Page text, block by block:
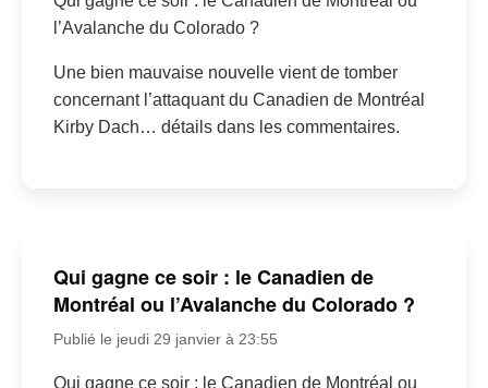
l’Avalanche du Colorado ?
Une bien mauvaise nouvelle vient de tomber
concernant l’attaquant du Canadien de Montréal
Kirby Dach… détails dans les commentaires.
Qui gagne ce soir : le Canadien de
Montréal ou l’Avalanche du Colorado ?
Publié le jeudi 29 janvier à 23:55
Qui gagne ce soir : le Canadien de Montréal ou